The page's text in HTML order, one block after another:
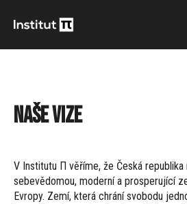
Naše vize
V Institutu Π věříme, že Česká
sebevědomou, moderní a prosperující
Evropy. Zemí, která chrání svobodu